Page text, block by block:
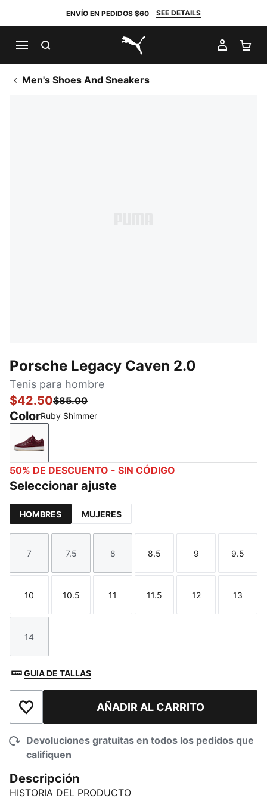
ENVÍO EN PEDIDOS $60 SEE DETAILS
PUMA.com
MI
Men's Shoes And Sneakers
Porsche Legacy Caven 2.0
Tenis para hombre
$42.50$85.00
ColorRuby Shimmer
Ruby Shimmer
50% DE DESCUENTO - SIN CÓDIGO
Seleccionar ajuste
HOMBRES MUJERES
Talla
7
Talla
7.5
Talla
8
Talla
8.5
Talla
9
Talla
9.5
Talla
10
Talla
10.5
Talla
11
Talla
11.5
Talla
12
Talla
13
Talla
14
GUIA DE TALLAS
Añadir a la lista de deseosAÑADIR AL CARRITO
Devoluciones gratuitas en todos los pedidos que
califiquen
Descripción
HISTORIA DEL PRODUCTO